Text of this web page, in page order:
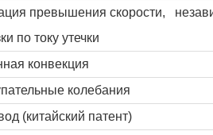
превышения скорости,
по току утечки
конвекция
колебания
(китайский патент)